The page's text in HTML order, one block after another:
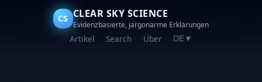
CS CLEAR SKY SCIENCE
Evidenzbasierte, jargonarme Erklärungen
Artikel Search Über DE▼